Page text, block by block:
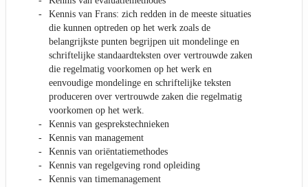
Kennis van Frans: zich redden in de meeste situaties
die kunnen optreden op het werk zoals de
belangrijkste punten begrijpen uit mondelinge en
schriftelijke standaardteksten over vertrouwde zaken
die regelmatig voorkomen op het werk en
eenvoudige mondelinge en schriftelijke teksten
produceren over vertrouwde zaken die regelmatig
voorkomen op het werk.
Kennis van gesprekstechnieken
Kennis van management
Kennis van oriëntatiemethodes
Kennis van regelgeving rond opleiding
Kennis van timemanagement